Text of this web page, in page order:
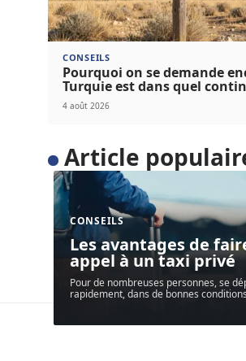
CONSEILS
Pourquoi on se demande
Turquie est dans quel
4 août 2026
Article
CONSEILS
Les avantages de
appel à un taxi privé
Pour de nombreuses personnes, se
rapidement, dans de bonnes